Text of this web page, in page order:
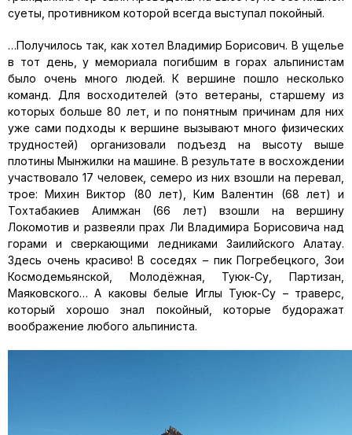
суеты, противником которой всегда выступал покойный.
…Получилось так, как хотел Владимир Борисович. В ущелье
в тот день, у мемориала погибшим в горах альпинистам
было очень много людей. К вершине пошло несколько
команд. Для восходителей (это ветераны, старшему из
которых больше 80 лет, и по понятным причинам для них
уже сами подходы к вершине вызывают много физических
трудностей) организовали подъезд на высоту выше
плотины Мынжилки на машине. В результате в восхождении
участвовало 17 человек, семеро из них взошли на перевал,
трое: Михин Виктор (80 лет), Ким Валентин (68 лет) и
Тохтабакиев Алимжан (66 лет) взошли на вершину
Локомотив и развеяли прах Ли Владимира Борисовича над
горами и сверкающими ледниками Заилийского Алатау.
Здесь очень красиво! В соседях – пик Погребецкого, Зои
Космодемьянской, Молодёжная, Туюк-Су, Партизан,
Маяковского… А каковы белые Иглы Туюк-Су – траверс,
который хорошо знал покойный, которые будоражат
воображение любого альпиниста.